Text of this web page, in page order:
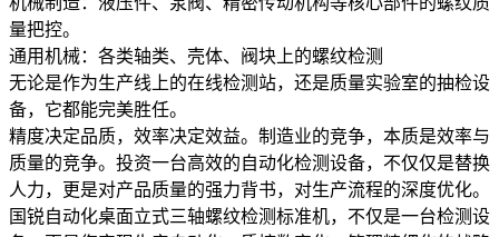
量把控。
通用机械：各类轴类、壳体、阀块上的螺纹检测
无论是作为生产线上的在线检测站，还是质量实验室的抽检设
备，它都能完美胜任。
精度决定品质，效率决定效益。制造业的竞争，本质是效率与
质量的竞争。投资一台高效的自动化检测设备，不仅仅是替换
人力，更是对产品质量的强力背书，对生产流程的深度优化。
国锐自动化桌面立式三轴螺纹检测标准机，不仅是一台检测设